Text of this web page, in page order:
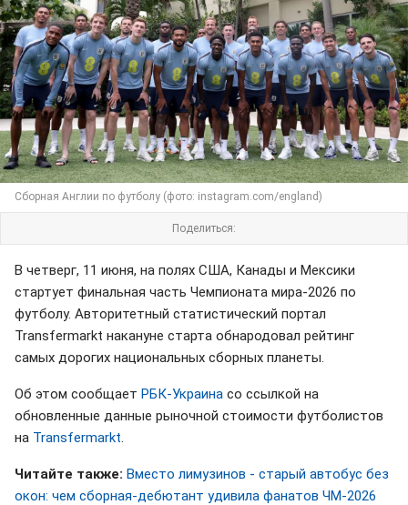
Сборная Англии по футболу (фото: instagram.com/england)
Поделиться:
В четверг, 11 июня, на полях США, Канады и Мексики
стартует финальная часть Чемпионата мира-2026 по
футболу. Авторитетный статистический портал
Transfermarkt накануне старта обнародовал рейтинг
самых дорогих национальных сборных планеты.
Об этом сообщает РБК-Украина со ссылкой на
обновленные данные рыночной стоимости футболистов
на Transfermarkt
Читайте также: Вместо лимузинов - старый автобус без
окон: чем сборная-дебютант удивила фанатов ЧМ-2026